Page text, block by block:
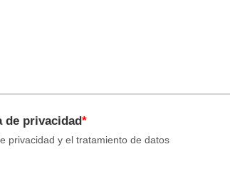
de privacidad
privacidad y el tratamiento de datos